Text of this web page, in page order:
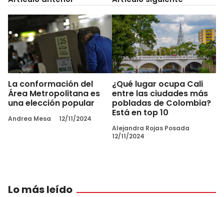
La conformación del
Área Metropolitana es
una elección popular
Andrea Mesa 12/11/2024
¿Qué lugar ocupa Cali
entre las ciudades más
pobladas de Colombia?
Está en top 10
Alejandra Rojas Posada
12/11/2024
Lo más leído